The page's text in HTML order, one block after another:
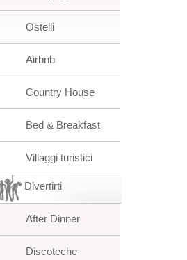
Ostelli
Airbnb
Country House
Bed & Breakfast
Villaggi turistici
Divertirti
After Dinner
Discoteche